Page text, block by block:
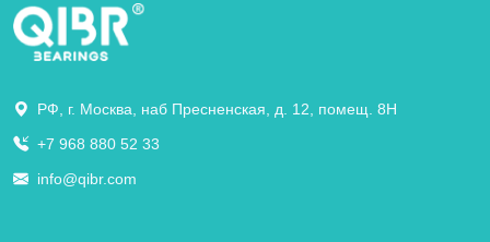
РФ, г. Москва, наб Пресненская, д. 12, помещ. 8Н
+7 968 880 52 33
info@qibr.com